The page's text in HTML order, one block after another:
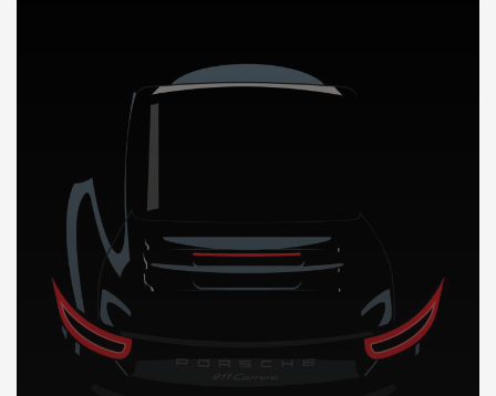
DÉCOUVREZ NOTRE IMPORTATION AUTO en Chine